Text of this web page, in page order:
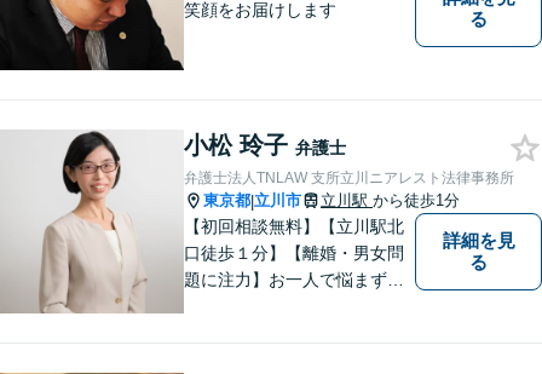
笑顔をお届けします
る
小松 玲子 弁護士
弁護士法人TNLAW 支所立川ニアレスト法律事務所
東京都|立川市 立川駅 から徒歩1分
【初回相談無料】【立川駅北
口徒歩１分】【離婚・男女問
題に注力】お一人で悩まず、
詳細を見
る